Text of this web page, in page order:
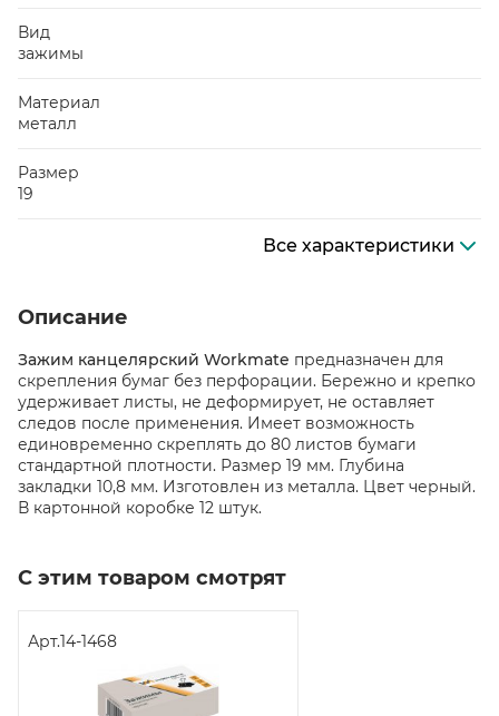
Вид
зажимы
Материал
металл
Размер
19
Все характеристики
Описание
Зажим канцелярский Workmate предназначен для
скрепления бумаг без перфорации. Бережно и крепко
удерживает листы, не деформирует, не оставляет
следов после применения. Имеет возможность
единовременно скреплять до 80 листов бумаги
стандартной плотности. Размер 19 мм. Глубина
закладки 10,8 мм. Изготовлен из металла. Цвет черный.
В картонной коробке 12 штук.
С этим товаром смотрят
Арт.14-1468